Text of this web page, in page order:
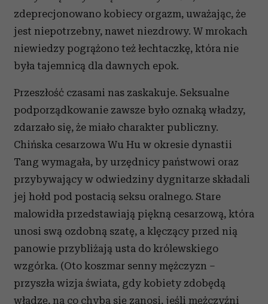
zdeprecjonowano kobiecy orgazm, uważając, że
jest niepotrzebny, nawet niezdrowy. W mrokach
niewiedzy pogrążono też łechtaczkę, która nie
była tajemnicą dla dawnych epok.
Przeszłość czasami nas zaskakuje. Seksualne
podporządkowanie zawsze było oznaką władzy,
zdarzało się, że miało charakter publiczny.
Chińska cesarzowa Wu Hu w okresie dynastii
Tang wymagała, by urzędnicy państwowi oraz
przybywający w odwiedziny dygnitarze składali
jej hołd pod postacią seksu oralnego. Stare
malowidła przedstawiają piękną cesarzową, która
unosi swą ozdobną szatę, a klęczący przed nią
panowie przybliżają usta do królewskiego
wzgórka. (Oto koszmar senny mężczyzn –
przyszła wizja świata, gdy kobiety zdobędą
władzę, na co chyba się zanosi, jeśli mężczyźni